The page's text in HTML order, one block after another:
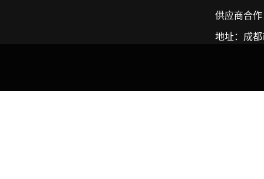
供应商合
地址：成